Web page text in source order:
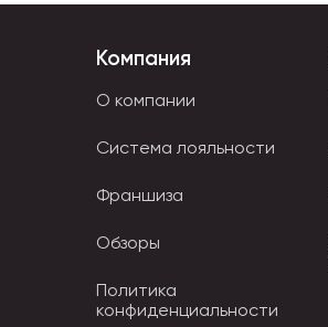
Компания
О компании
Система лояльности
Франшиза
Обзоры
Политика
конфиденциальности